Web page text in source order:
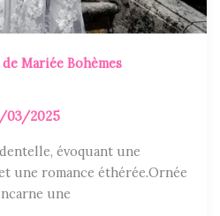
de Mariée Bohèmes
03/2025
évoquant une
une romance éthérée.Ornée
une